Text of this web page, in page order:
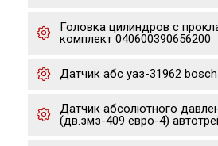
Головка цилиндров с
комплект 040600390656200
Датчик абс уаз-31962 bosch
Датчик абсолютного
(дв.змз-409 евро-4)